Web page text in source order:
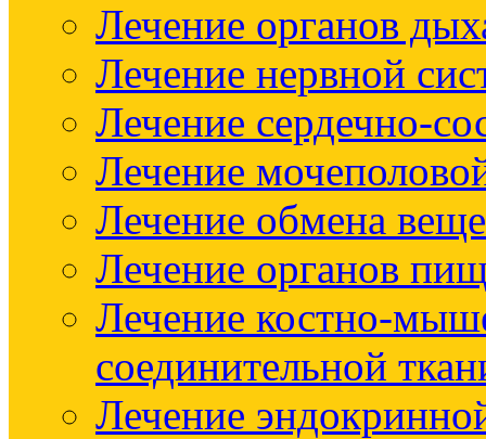
Лечение органов
Лечение нервной
Лечение сердечно-
Лечение
Лечение обмена
Лечение органов
Лечение костно-
соединительной
Лечение